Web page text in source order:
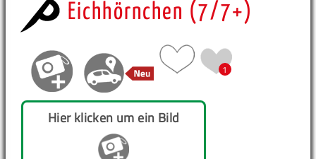
Eichhörnchen (7/7+)
1
Hier klicken um ein Bild